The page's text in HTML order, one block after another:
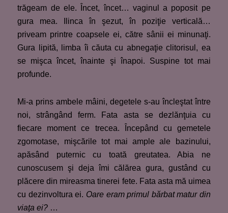
trăgeam de ele. Încet, încet… vaginul a poposit pe
gura mea. Ilinca în şezut, în poziţie verticală…
priveam printre coapsele ei, către sânii ei minunaţi.
Gura lipită, limba îi căuta cu abnegaţie clitorisul, ea
se mişca încet, înainte şi înapoi. Suspine tot mai
profunde.
Mi-a prins ambele mâini, degetele s-au încleştat între
noi, strângând ferm. Fata asta se dezlănţuia cu
fiecare moment ce trecea. Începând cu gemetele
zgomotase, mişcările tot mai ample ale bazinului,
apăsând puternic cu toată greutatea. Abia ne
cunoscusem şi deja îmi călărea gura, gustând cu
plăcere din mireasma tinerei fete. Fata asta mă uimea
cu dezinvoltura ei. Oare eram primul bărbat matur din
viaţa ei? …